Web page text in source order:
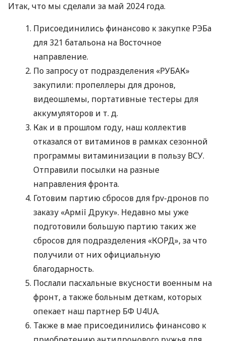
Итак, что мы сделали за май 2024 года.
Присоединились финансово к закупке РЭБа
для 321 батальона на Восточное
направление.
По запросу от подразделения «РУБАК»
закупили: пропеллеры для дронов,
видеошлемы, портативные тестеры для
аккумуляторов и т. д.
Как и в прошлом году, наш коллектив
отказался от витаминов в рамках сезонной
программы витаминизации в пользу ВСУ.
Отправили посылки на разные
направления фронта.
Готовим партию сбросов для fpv-дронов по
заказу «Армії Друку». Недавно мы уже
подготовили большую партию таких же
сбросов для подразделения «КОРД», за что
получили от них официальную
благодарность.
Послали пасхальные вкусности военным на
фронт, а также больным деткам, которых
опекает наш партнер БФ U4UA.
Также в мае присоединились финансово к